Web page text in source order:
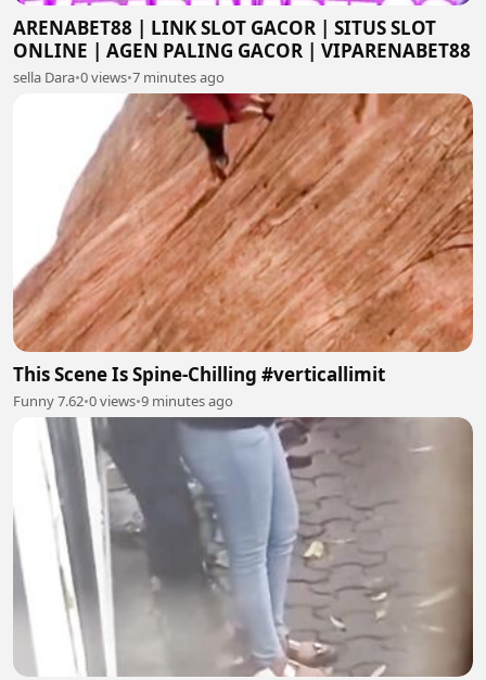
ARENABET88 | LINK SLOT GACOR | SITUS SLOT
ONLINE | AGEN PALING GACOR | VIPARENABET88
sella Dara•0 views•7 minutes ago
This Scene Is Spine-Chilling #verticallimit
Funny 7.62•0 views•9 minutes ago